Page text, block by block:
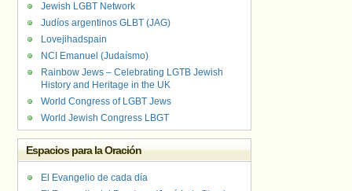
Jewish LGBT Network
Judíos argentinos GLBT (JAG)
Lovejihadspain
NCI Emanuel (Judaísmo)
Rainbow Jews – Celebrating LGTB Jewish
History and Heritage in the UK
World Congress of LGBT Jews
World Jewish Congress LBGT
Espacios para la Oración
El Evangelio de cada día